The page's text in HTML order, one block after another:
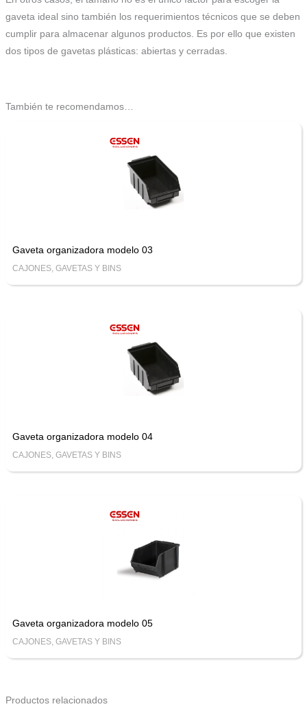
gaveta ideal sino también los requerimientos técnicos que se deben
cumplir para almacenar algunos productos. Es por ello que existen
dos tipos de gavetas plásticas: abiertas y cerradas.
También te recomendamos…
Gaveta organizadora modelo 03
CAJONES, GAVETAS Y BINS
Gaveta organizadora modelo 04
CAJONES, GAVETAS Y BINS
Gaveta organizadora modelo 05
CAJONES, GAVETAS Y BINS
Productos relacionados